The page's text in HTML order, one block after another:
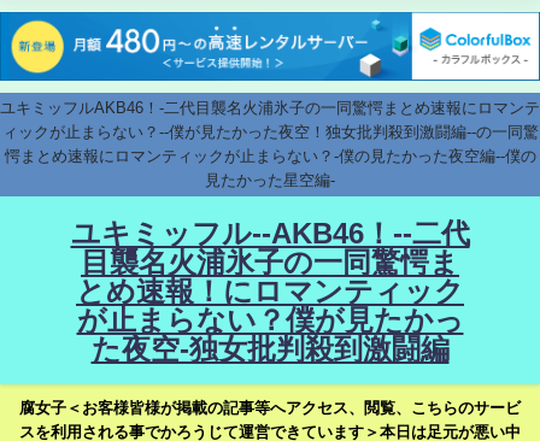
ユキミッフルAKB46！-二代目襲名火浦氷子の一同驚愕まとめ速報にロマンテ
ィックが止まらない？--僕が見たかった夜空！独女批判殺到激闘編--の一同驚
愕まとめ速報にロマンティックが止まらない？-僕の見たかった夜空編--僕の
見たかった星空編-
ユキミッフル--AKB46！--二代
目襲名火浦氷子の一同驚愕ま
とめ速報！にロマンティック
が止まらない？僕が見たかっ
た夜空-独女批判殺到激闘編
腐女子＜お客様皆様が掲載の記事等へアクセス、閲覧、こちらのサービ
スを利用される事でかろうじて運営できています＞本日は足元が悪い中